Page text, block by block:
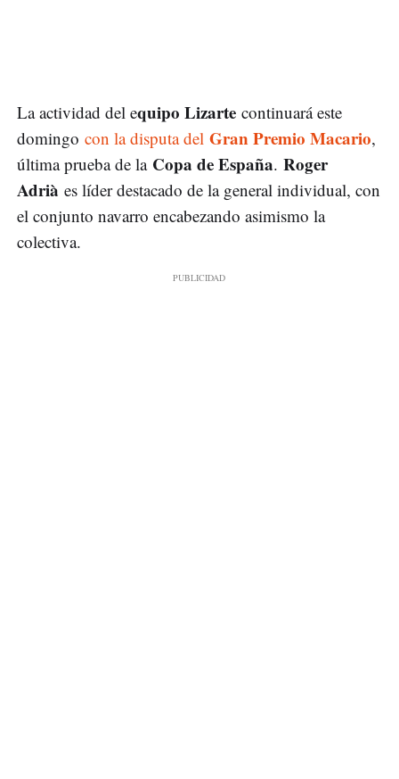
La actividad del equipo Lizarte continuará este
domingo con la disputa del Gran Premio Macario,
última prueba de la Copa de España. Roger
Adrià es líder destacado de la general individual, con
el conjunto navarro encabezando asimismo la
colectiva.